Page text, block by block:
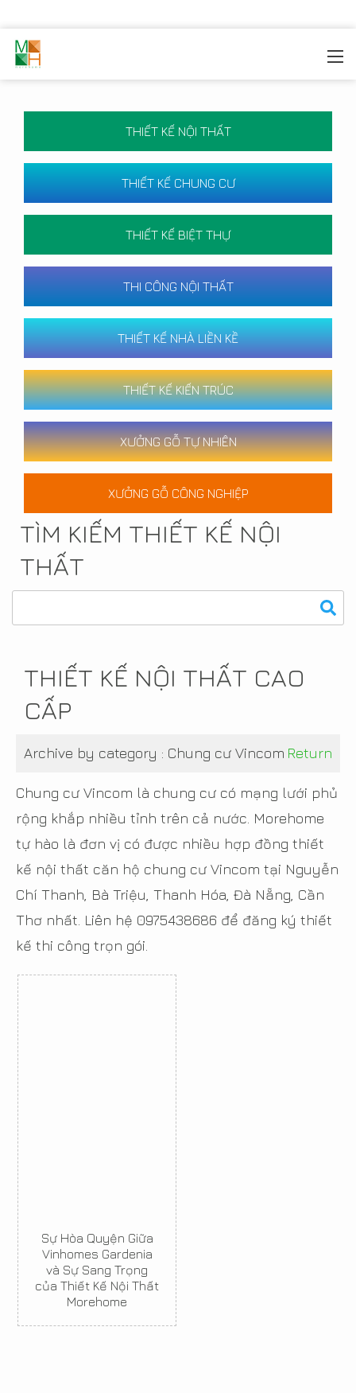
THIẾT KẾ NỘI THẤT
THIẾT KẾ CHUNG CƯ
THIẾT KẾ BIỆT THỰ
THI CÔNG NỘI THẤT
THIẾT KẾ NHÀ LIỀN KỀ
THIẾT KẾ KIẾN TRÚC
XƯỞNG GỖ TỰ NHIÊN
XƯỞNG GỖ CÔNG NGHIỆP
TÌM KIẾM THIẾT KẾ NỘI
THẤT
THIẾT KẾ NỘI THẤT CAO
CẤP
Archive by category : Chung cư Vincom Return
Chung cư Vincom là chung cư có mạng lưới phủ
rộng khắp nhiều tỉnh trên cả nước. Morehome
tự hào là đơn vị có được nhiều hợp đồng thiết
kế nội thất căn hộ chung cư Vincom tại Nguyễn
Chí Thanh, Bà Triệu, Thanh Hóa, Đà Nẵng, Cần
Thơ nhất. Liên hệ 0975438686 để đăng ký thiết
kế thi công trọn gói.
Sự Hòa Quyện Giữa
Vinhomes Gardenia
và Sự Sang Trọng
của Thiết Kế Nội Thất
Morehome